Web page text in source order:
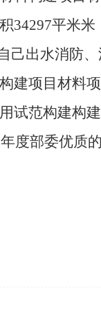
34297平米米
己出水消防
建项目材料
试范构建构
度部委优质